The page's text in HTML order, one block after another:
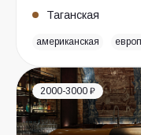
Таганская
американская
2000-3000 ₽